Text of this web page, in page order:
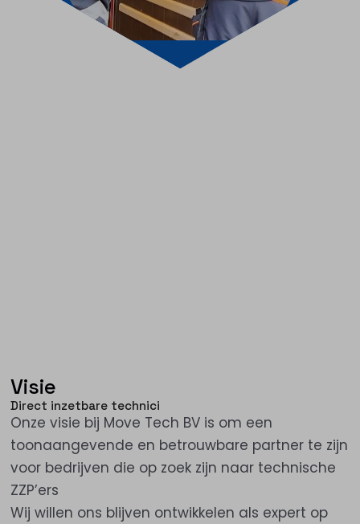
Visie
Direct inzetbare technici
Onze visie bij Move Tech BV is om een
toonaangevende en betrouwbare partner te zijn
voor bedrijven die op zoek zijn naar technische
ZZP’ers
Wij willen ons blijven ontwikkelen als expert op